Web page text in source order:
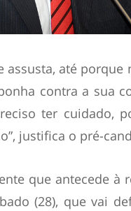
até porque
contra a sua
ter cuidado,
justifica o pré-
que antecede à
(28), que vai